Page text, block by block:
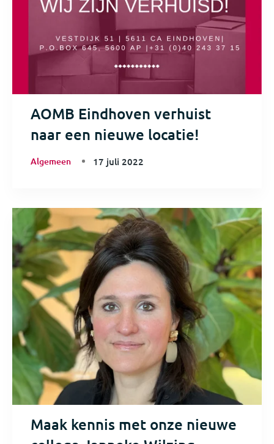
AOMB Eindhoven verhuist
naar een nieuwe locatie!
Algemeen 17 juli 2022
Maak kennis met onze nieuwe